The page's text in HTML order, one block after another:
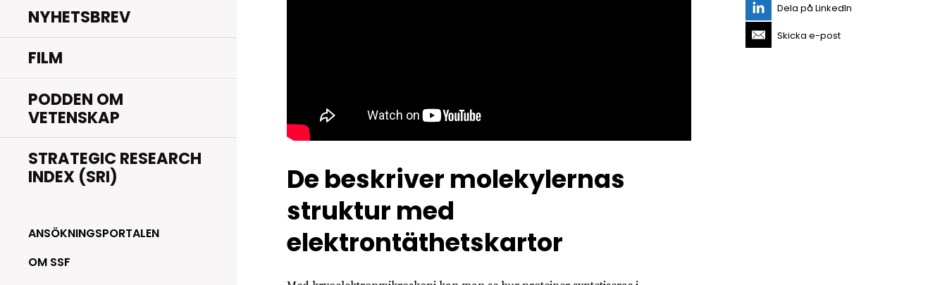
NYHETSBREV
FILM
PODDEN OM
VETENSKAP
STRATEGIC RESEARCH
INDEX (SRI)
ANSÖKNINGSPORTALEN
OM SSF
De beskriver molekylernas
struktur med
elektrontäthetskartor
Dela på LinkedIn
Skicka e-post